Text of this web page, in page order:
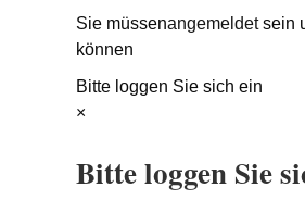
Sie müssenangemeldetsein
können
Bitte loggen Sie sich ein
×
Bitte loggen Sie